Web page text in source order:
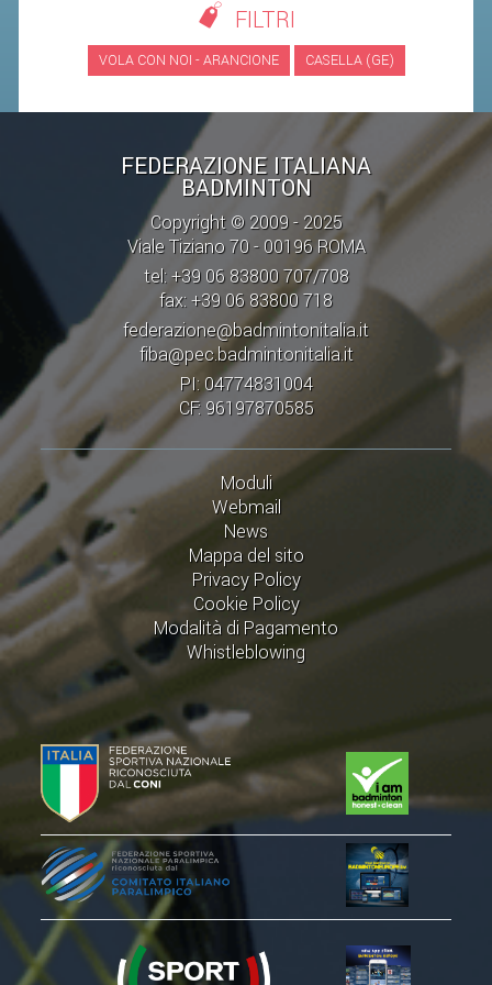
FILTRI
VOLA CON NOI - ARANCIONE CASELLA (GE)
FEDERAZIONE ITALIANA
BADMINTON
Copyright © 2009 - 2025
Viale Tiziano 70 - 00196 ROMA
tel: +39 06 83800 707/708
fax: +39 06 83800 718
federazione@badmintonitalia.it
fiba@pec.badmintonitalia.it
PI: 04774831004
CF: 96197870585
Moduli
Webmail
News
Mappa del sito
Privacy Policy
Cookie Policy
Modalità di Pagamento
Whistleblowing
STAFF TECNICO
ATLETI D'INTERESSE NAZIONALE
SCHEDE ATLETI
VOLA CON NOI
CENTRI TECNICI TERRITORIALI
COMMISSIONE ATLETI
TESSERAMENTO
AFFILIAZIONE E TESSERAMENTO
QUOTE E TASSE
CONVENZIONI
ACCEDI AL TESSERAMENTO ON
LINE
ASSICURAZIONE
MODULI
AFFILIARE UN ESD
GARE ED EVENTI
CALENDARIO
COMUNICATI
ALBO D'ORO CAMPIONATI ITALIANI
CAMPIONATI A SQUADRE
EVENTI INTERNAZIONALI
CLASSIFICHE NAZIONALI